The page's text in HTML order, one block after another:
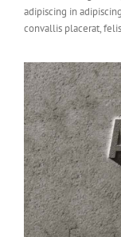
adipiscing in
convallis placerat,